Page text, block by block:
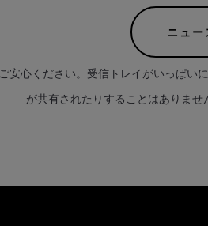
ニュー
ご安心ください。受信トレイがいっぱい
が共有されたりすることはありませ